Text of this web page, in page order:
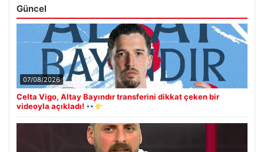
Güncel
07/08/2026
Celta Vigo, Altay Bayındır transferini dikkat çeken bir
videoyla açıkladı!